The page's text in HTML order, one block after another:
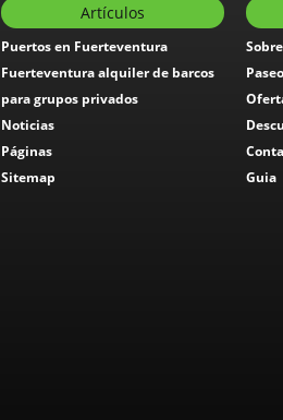
Artículos
Puertos en Fuerteventura
Fuerteventura alquiler de barcos
para grupos privados
Noticias
Páginas
Sitemap
Guia